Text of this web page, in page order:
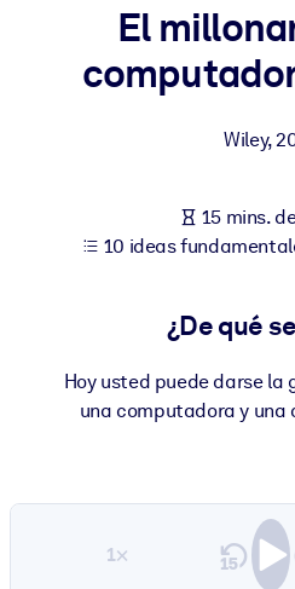
Para LMS/LXP
obtener mejores resultados de
Enriquezca su biblioteca
Alimente sus sistemas de IA
estructurados para mejorar los
El
Wiley,
15 mins.
10 ideas
¿De qué
Hoy usted puede darse la
una computadora y una
1×